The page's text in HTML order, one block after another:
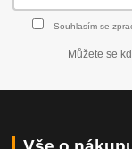
Souhlasím se
Můžete se